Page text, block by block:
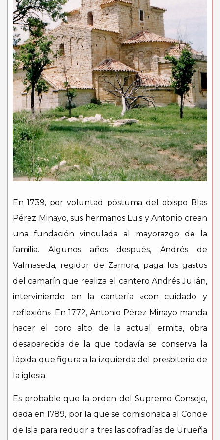
En 1739, por voluntad póstuma del obispo Blas
Pérez Minayo, sus hermanos Luis y Antonio crean
una fundación vinculada al mayorazgo de la
familia. Algunos años después, Andrés de
Valmaseda, regidor de Zamora, paga los gastos
del camarín que realiza el cantero Andrés Julián,
interviniendo en la cantería «con cuidado y
reflexión». En 1772, Antonio Pérez Minayo manda
hacer el coro alto de la actual ermita, obra
desaparecida de la que todavía se conserva la
lápida que figura a la izquierda del presbiterio de
la iglesia.
Es probable que la orden del Supremo Consejo,
dada en 1789, por la que se comisionaba al Conde
de Isla para reducir a tres las cofradías de Urueña